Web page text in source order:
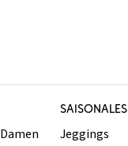
SAISONALES
Jeggings